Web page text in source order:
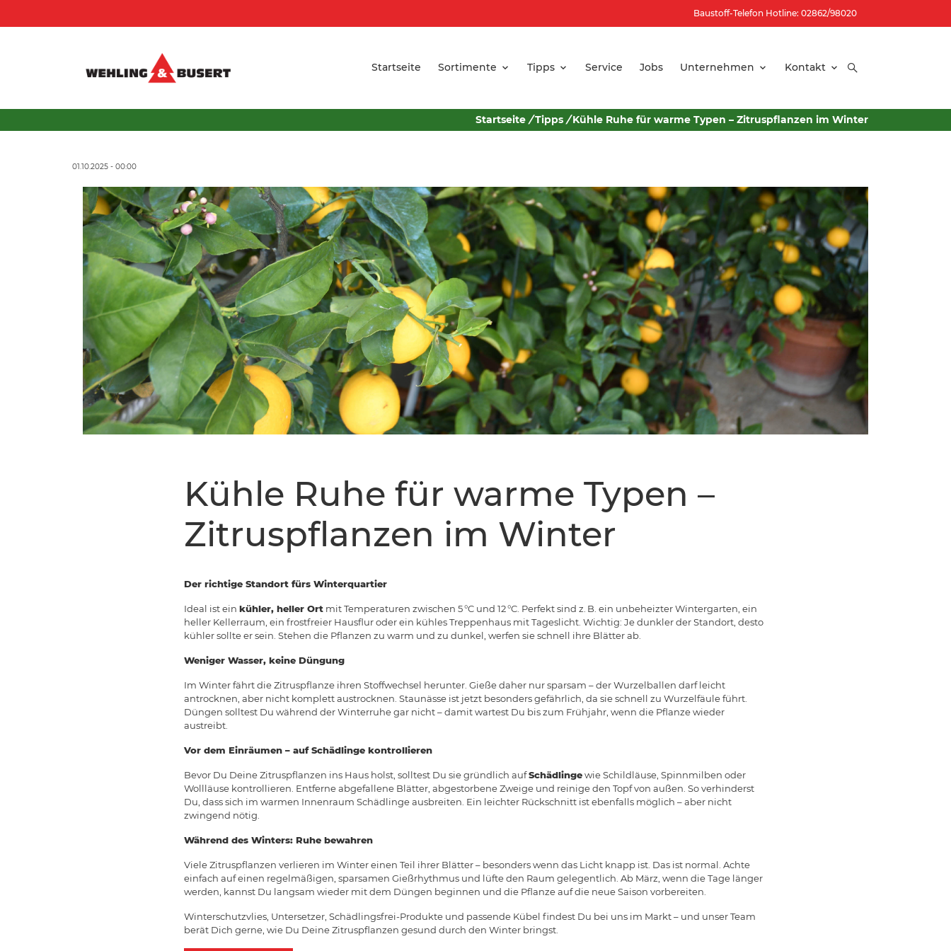
Baustoff-Telefon Hotline: 02862/98020
Startseite Sortimente Tipps Service Jobs Unternehmen Kontakt
Startseite / Tipps / Kühle Ruhe für warme Typen – Zitruspflanzen im Winter
01.10.2025 - 00:00
Kühle Ruhe für warme Typen –
Zitruspflanzen im Winter
Der richtige Standort fürs Winterquartier
Ideal ist ein kühler, heller Ortmit Temperaturen zwischen 5 °C und 12 °C. Perfekt sind z. B. ein unbeheizter Wintergarten, ein
heller Kellerraum, ein frostfreier Hausflur oder ein kühles Treppenhaus mit Tageslicht. Wichtig: Je dunkler der Standort, desto
kühler sollte er sein. Stehen die Pflanzen zu warm und zu dunkel, werfen sie schnell ihre Blätter ab.
Weniger Wasser, keine Düngung
Im Winter fährt die Zitruspflanze ihren Stoffwechsel herunter. Gieße daher nur sparsam – der Wurzelballen darf leicht
antrocknen, aber nicht komplett austrocknen. Staunässe ist jetzt besonders gefährlich, da sie schnell zu Wurzelfäule führt.
Düngen solltest Du während der Winterruhe gar nicht – damit wartest Du bis zum Frühjahr, wenn die Pflanze wieder
austreibt.
Vor dem Einräumen – auf Schädlinge kontrollieren
Bevor Du Deine Zitruspflanzen ins Haus holst, solltest Du sie gründlich aufSchädlingewie Schildläuse, Spinnmilben oder
Wollläuse kontrollieren. Entferne abgefallene Blätter, abgestorbene Zweige und reinige den Topf von außen. So verhinderst
Du, dass sich im warmen Innenraum Schädlinge ausbreiten. Ein leichter Rückschnitt ist ebenfalls möglich – aber nicht
zwingend nötig.
Während des Winters: Ruhe bewahren
Viele Zitruspflanzen verlieren im Winter einen Teil ihrer Blätter – besonders wenn das Licht knapp ist. Das ist normal. Achte
einfach auf einen regelmäßigen, sparsamen Gießrhythmus und lüfte den Raum gelegentlich. Ab März, wenn die Tage länger
werden, kannst Du langsam wieder mit dem Düngen beginnen und die Pflanze auf die neue Saison vorbereiten.
Winterschutzvlies, Untersetzer, Schädlingsfrei-Produkte und passende Kübel findest Du bei uns im Markt – und unser Team
berät Dich gerne, wie Du Deine Zitruspflanzen gesund durch den Winter bringst.